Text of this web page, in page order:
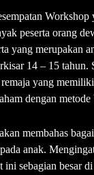
Workshop
peserta orang
yang merupakan
14 – 15 tahun.
yang
dengan
membahas
anak.
ini sebagian besar